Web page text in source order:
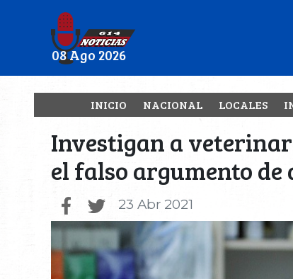
08 Ago 2026
INICIO NACIONAL LOCALES
Investigan a
el falso argumento de
23 Abr 2021